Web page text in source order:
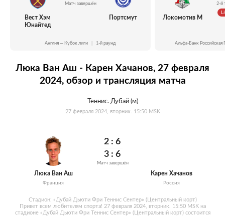
Вест Хэм
Юнайтед
Матч завершён
Портсмут
Англия — Кубок лиги 1-й раунд
Локомотив М
2-й
Альфа-Банк Российская
Люка Ван Аш - Карен Хачанов, 27 февраля
2024, обзор и трансляция матча
Теннис. Дубай (м)
27 февраля 2024, вторник. 15:50 MSK
Люка Ван Аш
Франция
2: 6
3: 6
Матч завершён
Карен Хачанов
Россия
Стадион: «Дубай Дьюти Фри Теннис Сентер» (Центральный корт)
Привет всем любителям спорта! 27 февраля 2024, вторник. 15:50 MSK на
стадионе «Дубай Дьюти Фри Теннис Сентер» (Центральный корт) состоится